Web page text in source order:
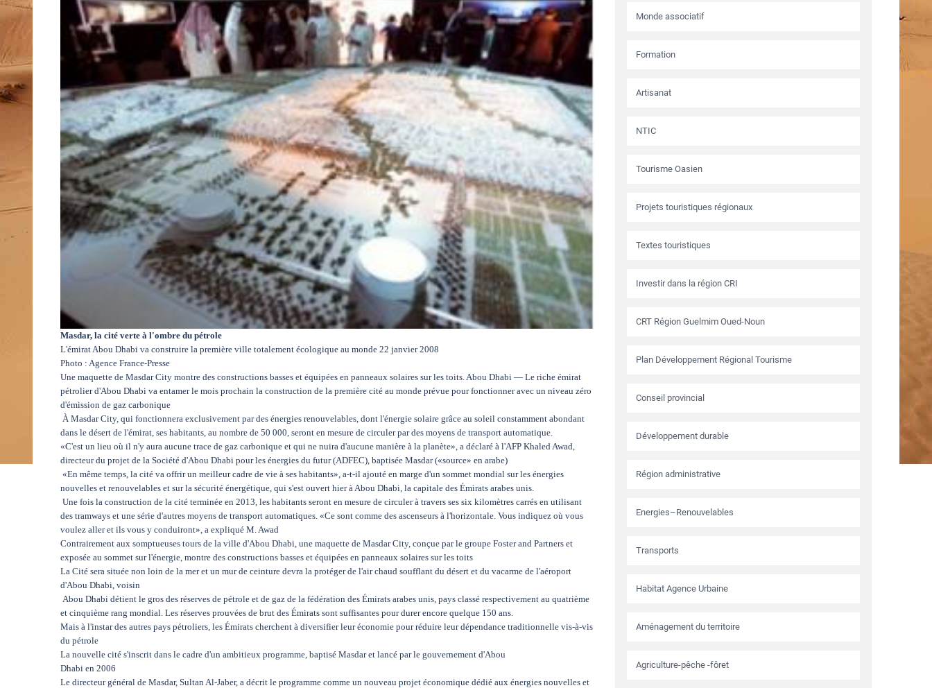
Masdar, la cité verte à l'ombre du pétrole
L'émirat Abou Dhabi va construire la première ville totalement écologique au monde 22 janvier 2008
Photo : Agence France-Presse
Une maquette de Masdar City montre des constructions basses et équipées en panneaux solaires sur les toits. Abou Dhabi — Le riche émirat
pétrolier d'Abou Dhabi va entamer le mois prochain la construction de la première cité au monde prévue pour fonctionner avec un niveau zéro
d'émission de gaz carbonique
À Masdar City, qui fonctionnera exclusivement par des énergies renouvelables, dont l'énergie solaire grâce au soleil constamment abondant
dans le désert de l'émirat, ses habitants, au nombre de 50 000, seront en mesure de circuler par des moyens de transport automatique.
«C'est un lieu où il n'y aura aucune trace de gaz carbonique et qui ne nuira d'aucune manière à la planète», a déclaré à l'AFP Khaled Awad,
directeur du projet de la Société d'Abou Dhabi pour les énergies du futur (ADFEC), baptisée Masdar («source» en arabe)
«En même temps, la cité va offrir un meilleur cadre de vie à ses habitants», a-t-il ajouté en marge d'un sommet mondial sur les énergies
nouvelles et renouvelables et sur la sécurité énergétique, qui s'est ouvert hier à Abou Dhabi, la capitale des Émirats arabes unis.
Une fois la construction de la cité terminée en 2013, les habitants seront en mesure de circuler à travers ses six kilomètres carrés en utilisant
des tramways et une série d'autres moyens de transport automatiques. «Ce sont comme des ascenseurs à l'horizontale. Vous indiquez où vous
voulez aller et ils vous y conduiront», a expliqué M. Awad
Contrairement aux somptueuses tours de la ville d'Abou Dhabi, une maquette de Masdar City, conçue par le groupe Foster and Partners et
exposée au sommet sur l'énergie, montre des constructions basses et équipées en panneaux solaires sur les toits
La Cité sera située non loin de la mer et un mur de ceinture devra la protéger de l'air chaud soufflant du désert et du vacarme de l'aéroport
d'Abou Dhabi, voisin
Abou Dhabi détient le gros des réserves de pétrole et de gaz de la fédération des Émirats arabes unis, pays classé respectivement au quatrième
et cinquième rang mondial. Les réserves prouvées de brut des Émirats sont suffisantes pour durer encore quelque 150 ans.
Mais à l'instar des autres pays pétroliers, les Émirats cherchent à diversifier leur économie pour réduire leur dépendance traditionnelle vis-à-vis
du pétrole
La nouvelle cité s'inscrit dans le cadre d'un ambitieux programme, baptisé Masdar et lancé par le gouvernement d'Abou
Dhabi en 2006
Le directeur général de Masdar, Sultan Al-Jaber, a décrit le programme comme un nouveau projet économique dédié aux énergies nouvelles et
Monde associatif
Formation
Artisanat
NTIC
Tourisme Oasien
Projets touristiques régionaux
Textes touristiques
Investir dans la région CRI
CRT Région Guelmim Oued-Noun
Plan Développement Régional Tourisme
Conseil provincial
Développement durable
Région administrative
Energies–Renouvelables
Transports
Habitat Agence Urbaine
Aménagement du territoire
Agriculture-pêche -fôret